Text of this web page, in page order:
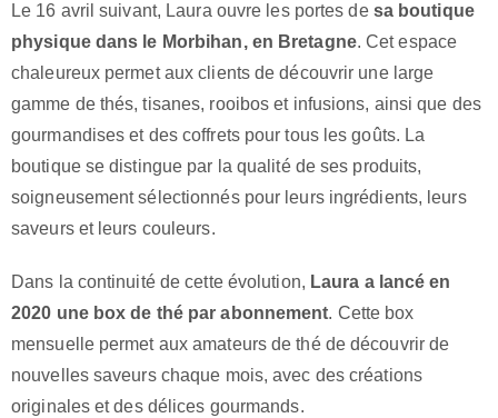
Le 16 avril suivant, Laura ouvre les portes de sa boutique
physique dans le Morbihan, en Bretagne. Cet espace
chaleureux permet aux clients de découvrir une large
gamme de thés, tisanes, rooibos et infusions, ainsi que des
gourmandises et des coffrets pour tous les goûts. La
boutique se distingue par la qualité de ses produits,
soigneusement sélectionnés pour leurs ingrédients, leurs
saveurs et leurs couleurs.
Dans la continuité de cette évolution, Laura a lancé en
2020 une box de thé par abonnement. Cette box
mensuelle permet aux amateurs de thé de découvrir de
nouvelles saveurs chaque mois, avec des créations
originales et des délices gourmands.